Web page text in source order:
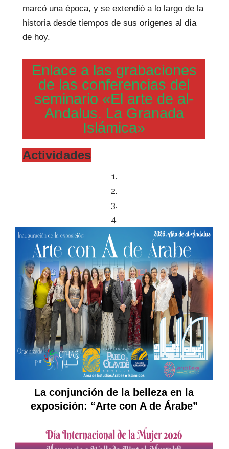
marcó una época, y se extendió a lo largo de la
historia desde tiempos de sus orígenes al día
de hoy.
Enlace a las grabaciones
de las conferencias del
seminario «El arte de al-
Andalus. La Granada
Islámica»
Actividades
La conjunción de la belleza en la
exposición: “Arte con A de Árabe”